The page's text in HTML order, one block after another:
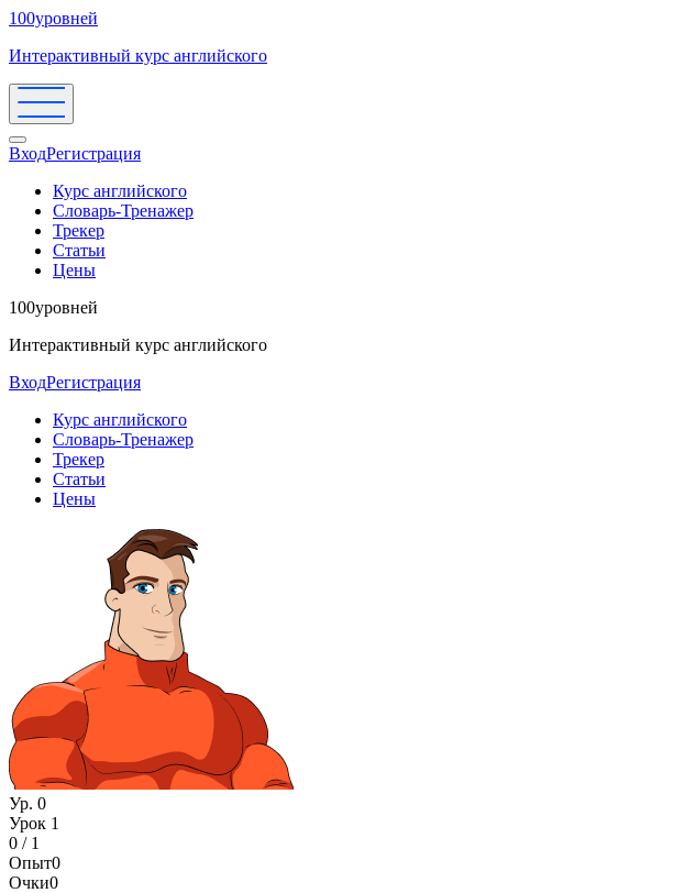
100уровней
Интерактивный курс английского
ВходРегистрация
Курс английского
Словарь-Тренажер
Трекер
Статьи
Цены
100уровней
Интерактивный курс английского
ВходРегистрация
Курс английского
Словарь-Тренажер
Трекер
Статьи
Цены
Ур. 0
Урок 1
0 / 1
Опыт0
Очки0